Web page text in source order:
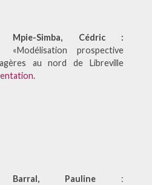
Mpie-Simba, Cédric :
«Modélisation prospective
au nord de Libreville
.
Barral, Pauline :